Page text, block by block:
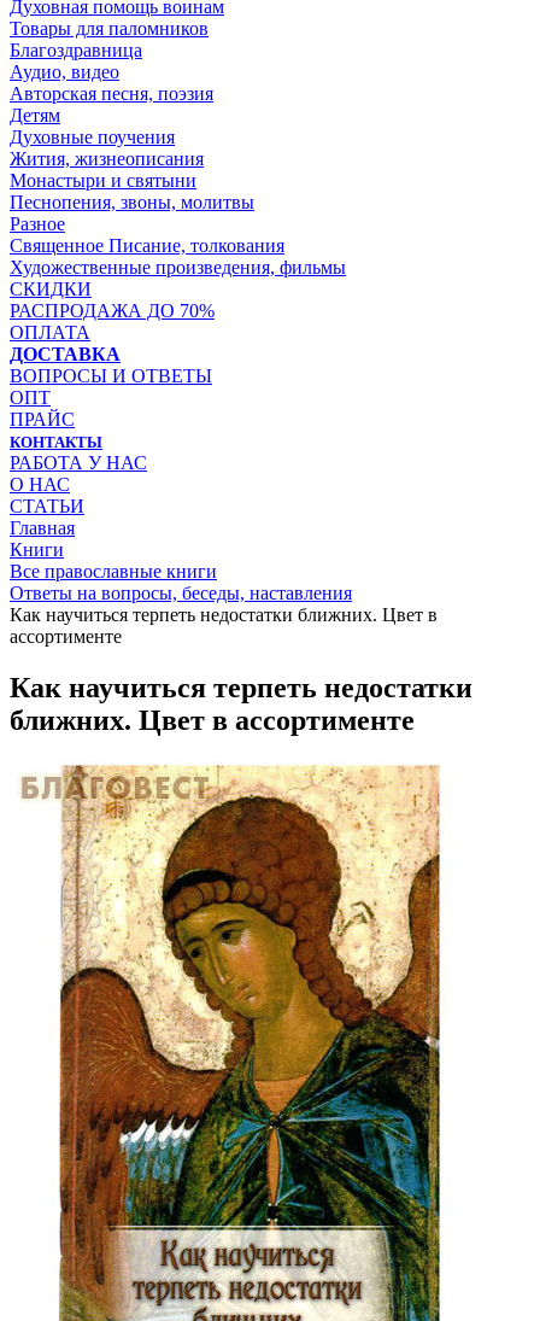
Духовная помощь воинам
Товары для паломников
Благоздравница
Аудио, видео
Авторская песня, поэзия
Детям
Духовные поучения
Жития, жизнеописания
Монастыри и святыни
Песнопения, звоны, молитвы
Разное
Священное Писание, толкования
Художественные произведения, фильмы
СКИДКИ
РАСПРОДАЖА ДО 70%
ОПЛАТА
ДОСТАВКА
ВОПРОСЫ И ОТВЕТЫ
ОПТ
ПРАЙС
КОНТАКТЫ
РАБОТА У НАС
О НАС
СТАТЬИ
Главная
Книги
Все православные книги
Ответы на вопросы, беседы, наставления
Как научиться терпеть недостатки ближних. Цвет в
ассортименте
Как научиться терпеть недостатки
ближних. Цвет в ассортименте